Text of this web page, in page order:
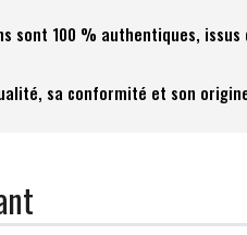
sont 100 % authentiques,
sa conformité et son